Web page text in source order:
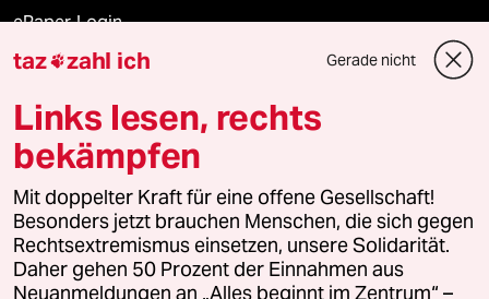
ePaper Login
Downloads für Abonnierende
© 2026 taz Verlags und Vertriebs GmbH
Alle Rechte vorbehalten. Bei rechtlichen Fragen oder für Genehmigungen
wenden Sie sich bitte an
lizenzen@taz.de
Feedback Redaktionsstatut Kommune-Richtlinien
taz zahl ich Gerade nicht
Links lesen, rechts
bekämpfen
Mit doppelter Kraft für eine offene Gesellschaft!
Besonders jetzt brauchen Menschen, die sich gegen
Rechtsextremismus einsetzen, unsere Solidarität.
Daher gehen 50 Prozent der Einnahmen aus
Neuanmeldungen an „Alles beginnt im Zentrum“ –